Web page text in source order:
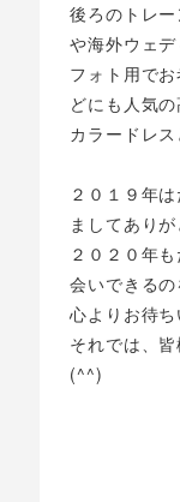
後ろのトレ
や海外ウェデ
フォト用で
どにも人気
カラードレス
２０１９年
ましてありが
２０２０年
会いできるの
心よりお待
それでは、
(^^)